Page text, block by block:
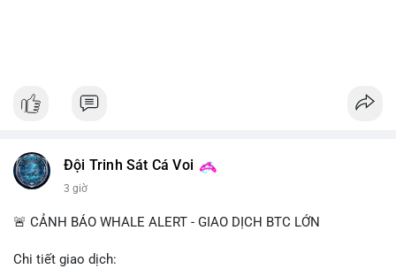
Đội Trinh Sát Cá Voi
3 giờ
🚨 CẢNH BÁO WHALE ALERT - GIAO DỊCH BTC LỚN
Chi tiết giao dịch: